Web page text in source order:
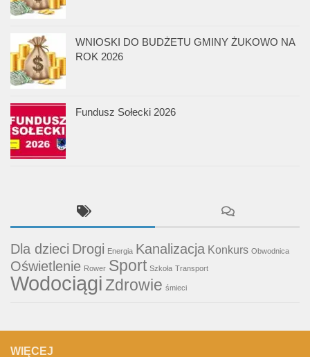
WNIOSKI DO BUDŻETU GMINY ŻUKOWO NA
ROK 2026
Fundusz Sołecki 2026
Dla dzieci Drogi Energia Kanalizacja Konkurs Obwodnica
Oświetlenie Rower Sport Szkoła Transport
WodociągiZdrowie śmieci
WIĘCEJ